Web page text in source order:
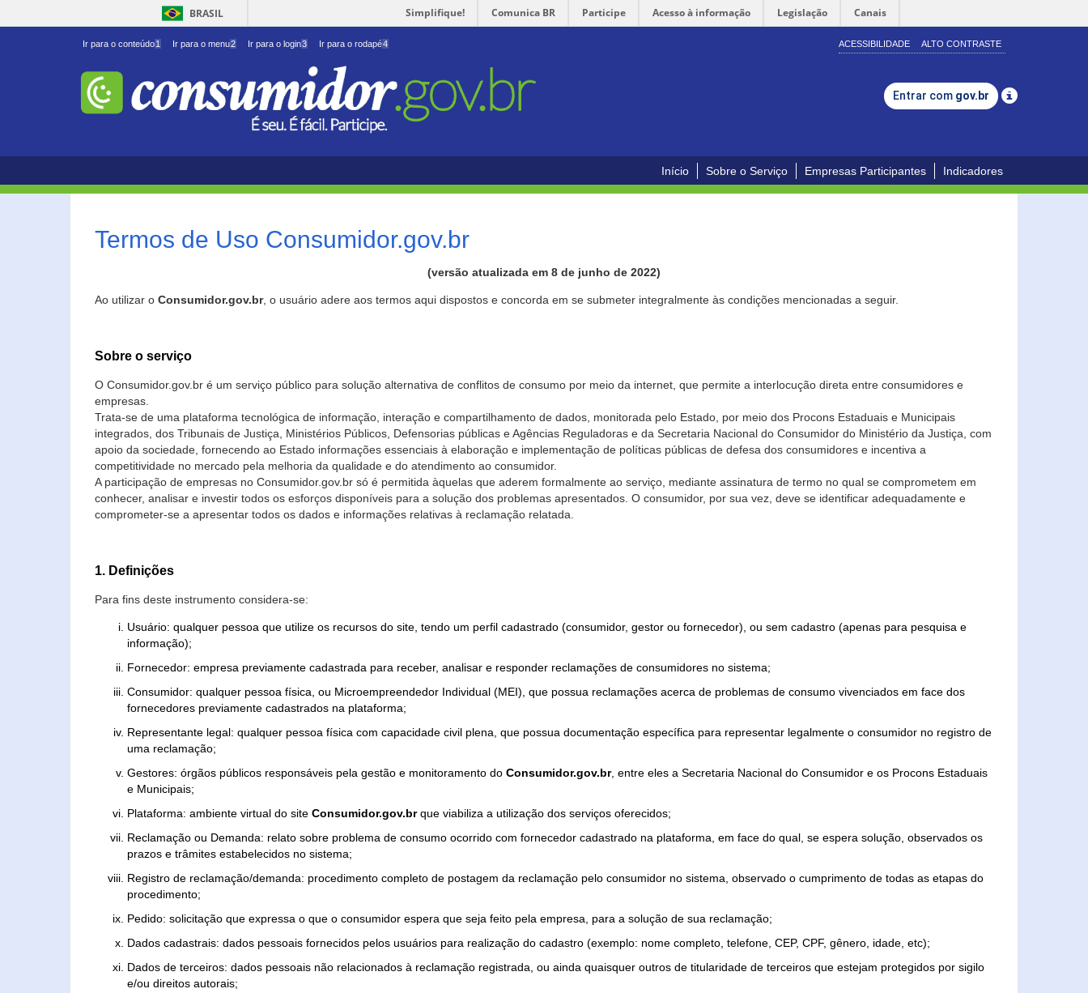
BRASIL Simplifique! Comunica BR Participe Acesso à informação Legislação Canais
Ir para o conteúdo1 Ir para o menu2 Ir para o login3 Ir para o rodapé4 ACESSIBILIDADE ALTO CONTRASTE
Entrar com gov.br
Início Sobre o Serviço Empresas Participantes Indicadores
Termos de Uso Consumidor.gov.br
(versão atualizada em 8 de junho de 2022)
Ao utilizar o Consumidor.gov.br, o usuário adere aos termos aqui dispostos e concorda em se submeter integralmente às condições mencionadas a seguir.
Sobre o serviço
O Consumidor.gov.br é um serviço público para solução alternativa de conflitos de consumo por meio da internet, que permite a interlocução direta entre consumidores e
empresas.
Trata-se de uma plataforma tecnológica de informação, interação e compartilhamento de dados, monitorada pelo Estado, por meio dos Procons Estaduais e Municipais
integrados, dos Tribunais de Justiça, Ministérios Públicos, Defensorias públicas e Agências Reguladoras e da Secretaria Nacional do Consumidor do Ministério da Justiça, com
apoio da sociedade, fornecendo ao Estado informações essenciais à elaboração e implementação de políticas públicas de defesa dos consumidores e incentiva a
competitividade no mercado pela melhoria da qualidade e do atendimento ao consumidor.
A participação de empresas no Consumidor.gov.br só é permitida àquelas que aderem formalmente ao serviço, mediante assinatura de termo no qual se comprometem em
conhecer, analisar e investir todos os esforços disponíveis para a solução dos problemas apresentados. O consumidor, por sua vez, deve se identificar adequadamente e
comprometer-se a apresentar todos os dados e informações relativas à reclamação relatada.
1. Definições
Para fins deste instrumento considera-se:
Usuário: qualquer pessoa que utilize os recursos do site, tendo um perfil cadastrado (consumidor, gestor ou fornecedor), ou sem cadastro (apenas para pesquisa e
informação);
Fornecedor: empresa previamente cadastrada para receber, analisar e responder reclamações de consumidores no sistema;
Consumidor: qualquer pessoa física, ou Microempreendedor Individual (MEI), que possua reclamações acerca de problemas de consumo vivenciados em face dos
fornecedores previamente cadastrados na plataforma;
Representante legal: qualquer pessoa física com capacidade civil plena, que possua documentação específica para representar legalmente o consumidor no registro de
uma reclamação;
Gestores: órgãos públicos responsáveis pela gestão e monitoramento do Consumidor.gov.br, entre eles a Secretaria Nacional do Consumidor e os Procons Estaduais
e Municipais;
Plataforma: ambiente virtual do site Consumidor.gov.brque viabiliza a utilização dos serviços oferecidos;
Reclamação ou Demanda: relato sobre problema de consumo ocorrido com fornecedor cadastrado na plataforma, em face do qual, se espera solução, observados os
prazos e trâmites estabelecidos no sistema;
Registro de reclamação/demanda: procedimento completo de postagem da reclamação pelo consumidor no sistema, observado o cumprimento de todas as etapas do
procedimento;
Pedido: solicitação que expressa o que o consumidor espera que seja feito pela empresa, para a solução de sua reclamação;
Dados cadastrais: dados pessoais fornecidos pelos usuários para realização do cadastro (exemplo: nome completo, telefone, CEP, CPF, gênero, idade, etc);
Dados de terceiros: dados pessoais não relacionados à reclamação registrada, ou ainda quaisquer outros de titularidade de terceiros que estejam protegidos por sigilo
e/ou direitos autorais;